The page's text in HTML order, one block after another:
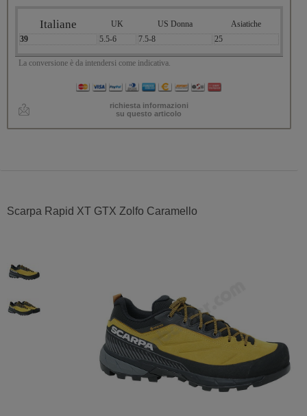
Italiane UK US Donna
Asiatiche
39
5.5-6 7.5-8 25
La conversione è da intendersi come indicativa.
richiesta informazioni
su questo articolo
Scarpa Rapid XT GTX Zolfo Caramello